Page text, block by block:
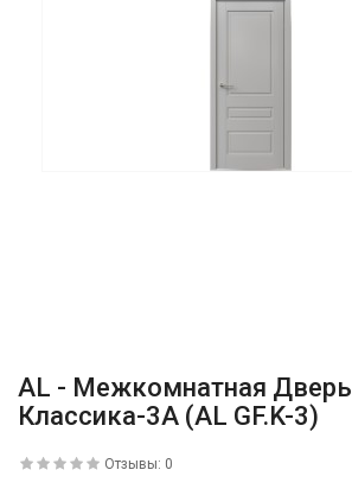
AL - Межкомнатная Дверь
Классика-3А (AL GF.K-3)
Отзывы: 0